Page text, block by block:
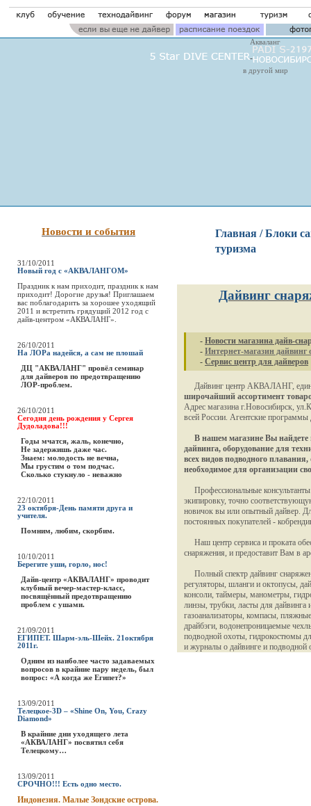
Акваланг
в другой мир
Новости и события
31/10/2011
Новый год с «АКВАЛАНГОМ»
Праздник к нам приходит, праздник к нам
приходит! Дорогие друзья! Приглашаем
вас поблагодарить за хорошее уходящий
2011 и встретить грядущий 2012 год с
дайв-центром «АКВАЛАНГ».
26/10/2011
На ЛОРа надейся, а сам не плошай
ДЦ "АКВАЛАНГ" провёл семинар
для дайверов по предотвращению
ЛОР-проблем.
26/10/2011
Сегодня день рождения у Сергея
Дудоладова!!!
Годы мчатся, жаль, конечно,
Не задержишь даже час.
Знаем: молодость не вечна,
Мы грустим о том подчас.
Сколько стукнуло - неважно
22/10/2011
23 октября-День памяти друга и
учителя.
Помним, любим, скорбим.
10/10/2011
Берегите уши, горло, нос!
Дайв-центр «АКВАЛАНГ» проводит
клубный вечер-мастер-класс,
посвящённый предотвращению
проблем с ушами.
21/09/2011
ЕГИПЕТ. Шарм-эль-Шейх. 21октября
2011г.
Одним из наиболее часто задаваемых
вопросов в крайние пару недель, был
вопрос: «А когда же Египет?»
13/09/2011
Телецкое-3D – «Shine On, You, Crazy
Diamond»
В крайние дни уходящего лета
«АКВАЛАНГ» посвятил себя
Телецкому…
13/09/2011
СРОЧНО!!! Есть одно место.
Индонезия. Малые Зондские острова.
Главная /Блоки
туризма
Дайвинг
- Новости магазина дайв-
- Интернет-магазин дайвинг
- Сервис центр для дайверов
Дайвинг центр АКВАЛАНГ,
широчайший ассортимент
Адрес магазина г.Новосибирск,
всей России. Агентские
В нашем магазине Вы найдете
дайвинга, оборудование для
всех видов подводного
необходимое для организации
Профессиональные
экипировку, точно
новичок вы или опытный дайвер.
постоянных покупателей -
Наш центр сервиса и проката
снаряжения, и предоставит Вам в
Полный спектр дайвинг
регуляторы, шланги и октопусы,
консоли, таймеры, манометры,
линзы, трубки, ласты для
газоанализаторы, компасы,
драйбэги, водонепроницаемые
подводной охоты, гидрокостюмы
и журналы о дайвинге и